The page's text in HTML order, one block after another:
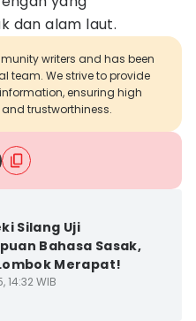
dan alam laut.
writers and has been
team. We strive to provide
ensuring high
trustworthiness.
Silang Uji
Bahasa Sasak,
Merapat!
14:32 WIB